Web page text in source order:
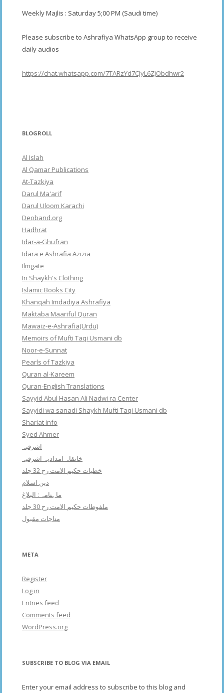
Weekly Majlis : Saturday 5;00 PM (Saudi time)
Please subscribe to Ashrafiya WhatsApp group to receive
daily audios
https://chat.whatsapp.com/7TARzYd7CJyL6ZjObdhwr2
BLOGROLL
Al Islah
Al Qamar Publications
At-Tazkiya
Darul Ma'arif
Darul Uloom Karachi
Deoband.org
Hadhrat
Idar-a-Ghufran
Idara e Ashrafia Azizia
Ilmgate
In Shaykh's Clothing
Islamic Books City
Khanqah Imdadiya Ashrafiya
Maktaba Maariful Quran
Mawaiz-e-Ashrafia(Urdu)
Memoirs of Mufti Taqi Usmani db
Noor-e-Sunnat
Pearls of Tazkiya
Quran al-Kareem
Quran-English Translations
Sayyid Abul Hasan Ali Nadwi ra Center
Sayyidi wa sanadi Shaykh Mufti Taqi Usmani db
Shariat info
Syed Ahmer
اشرفبہ
خانقاہ امدادیہ اشرفیہ
خطبات حکیم الامت رح 32 جلد
دین اسلام
ماہنامہ : البلاغ
ملفوظات حکیم الامت رح 30 جلد
مناجات مقبول
META
Register
Log in
Entries feed
Comments feed
WordPress.org
SUBSCRIBE TO BLOG VIA EMAIL
Enter your email address to subscribe to this blog and